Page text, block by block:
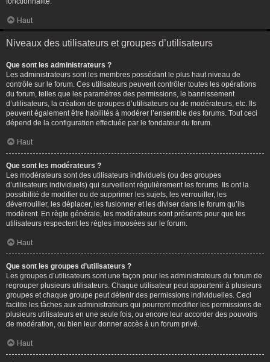
Haut
Niveaux des utilisateurs et groupes d’utilisateurs
Que sont les administrateurs ?
Les administrateurs sont les membres possédant le plus haut niveau de
contrôle sur le forum. Ces utilisateurs peuvent contrôler toutes les opérations
du forum, telles que les paramètres des permissions, le bannissement
d’utilisateurs, la création de groupes d’utilisateurs ou de modérateurs, etc. Ils
peuvent également être habilités à modérer l’ensemble des forums. Tout ceci
dépend de la configuration effectuée par le fondateur du forum.
Haut
Que sont les modérateurs ?
Les modérateurs sont des utilisateurs individuels (ou des groupes
d’utilisateurs individuels) qui surveillent régulièrement les forums. Ils ont la
possibilité de modifier ou de supprimer les sujets, les verrouiller, les
déverrouiller, les déplacer, les fusionner et les diviser dans le forum qu’ils
modèrent. En règle générale, les modérateurs sont présents pour que les
utilisateurs respectent les règles imposées sur le forum.
Haut
Que sont les groupes d’utilisateurs ?
Les groupes d’utilisateurs sont une façon pour les administrateurs du forum de
regrouper plusieurs utilisateurs. Chaque utilisateur peut appartenir à plusieurs
groupes et chaque groupe peut détenir des permissions individuelles. Ceci
facilite les tâches aux administrateurs qui pourront modifier les permissions de
plusieurs utilisateurs en une seule fois, ou encore leur accorder des pouvoirs
de modération, ou bien leur donner accès à un forum privé.
Haut